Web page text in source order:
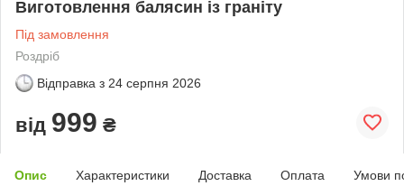
Виготовлення балясин із граніту
Під замовлення
Роздріб
Відправка з 24 серпня 2026
від 999 ₴
Опис Характеристики Доставка Оплата Умови